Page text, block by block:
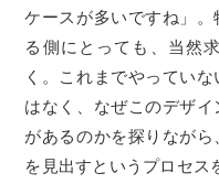
ケースが多いですね」
る側にとっても、当然
く。これまでやってい
はなく、なぜこのデザ
があるのかを探りなが
を見出すというプロセス